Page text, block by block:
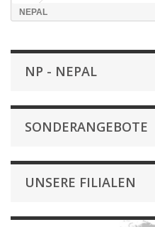
NEPAL
NP - NEPAL
SONDERANGEBOTE
UNSERE FILIALEN